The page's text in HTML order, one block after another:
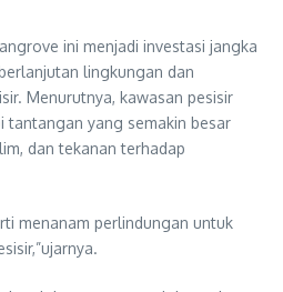
ini menjadi investasi jangka
lingkungan dan
Menurutnya, kawasan pesisir
tantangan yang semakin besar
dan tekanan terhadap
menanam perlindungan untuk